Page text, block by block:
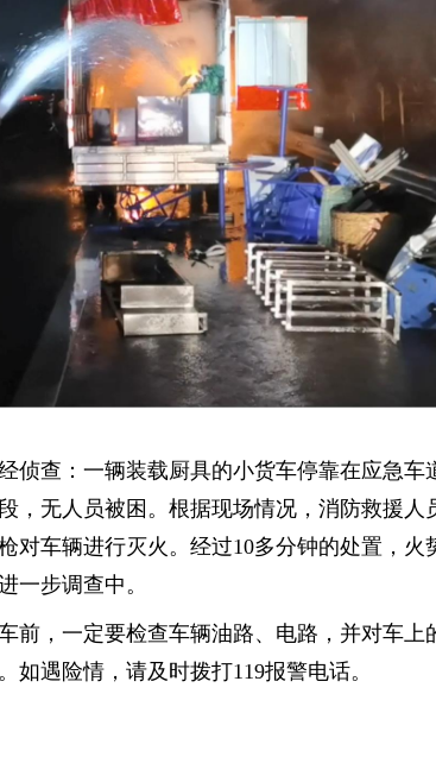
侦查：一辆装载厨具的小货车停靠在应急车
，无人员被困。根据现场情况，消防救援人
对车辆进行灭火。经过10多分钟的处置，火
一步调查中。
前，一定要检查车辆油路、电路，并对车上
如遇险情，请及时拨打119报警电话。